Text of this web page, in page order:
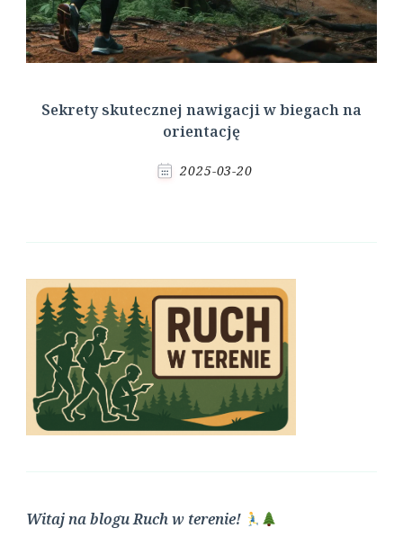
Sekrety skutecznej nawigacji w biegach na
orientację
2025-03-20
Witaj na blogu Ruch w terenie!